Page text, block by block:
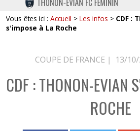
TWITTER
INSTAGRAM
THONON-EVIAN FC FÉMININ
Vous êtes ici : Accueil > Les infos > CDF :
s'impose à La Roche
COUPE DE FRANCE | 13/
CDF : THONON-EVIAN
ROCHE